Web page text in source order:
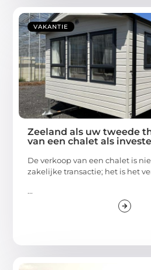
VAKANTIE
Zeeland als uw tweede
van een chalet als
De verkoop van een chalet is
zakelijke transactie; het is het
...